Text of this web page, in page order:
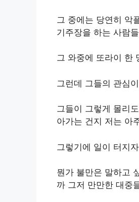
그 중에는 당연히 악
기주장을 하는 사람
그 와중에 또라이 한
그런데 그들의 관심
그들이 그렇게 몰리
아가는 건지 저는 아
그렇기에 일이 터지
뭔가 불만은 말하고
까 그저 만만한 대중